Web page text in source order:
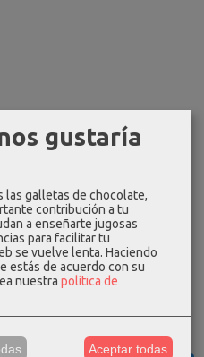
gustaría
las galletas de chocolate,
contribución a tu
a enseñarte jugosas
para facilitar tu
se vuelve lenta. Haciendo
estás de acuerdo con su
nuestra política de
Aceptar todas